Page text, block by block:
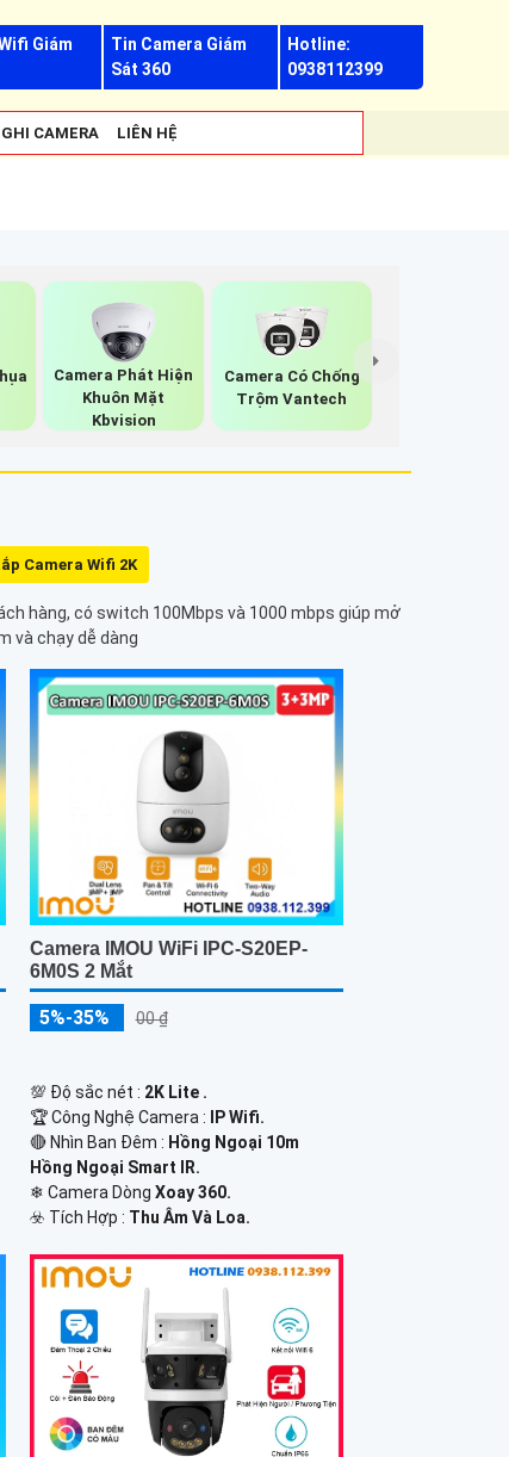
Giám
Tin Camera Giám
Sát 360
Hotline:
0938112399
CAMERA LIÊN HỆ
Camera Phát Hiện
Khuôn Mặt
Kbvision
Camera Có Chống
Trộm Vantech
Camera Wifi 2K
hàng, có switch 100Mbps và 1000 mbps giúp mở
và chạy dễ dàng
Camera IMOU WiFi IPC-S20EP-
6M0S 2 Mắt
5%-35% 00 ₫
💯 Độ sắc nét : 2K Lite .
🏆 Công Nghệ Camera :
IP Wifi.
🔴 Nhìn Ban Đêm : Hồng Ngoại 10m
Hồng Ngoại Smart IR.
❄ Camera Dòng Xoay 360.
️☣️ Tích Hợp : Thu Âm Và Loa.